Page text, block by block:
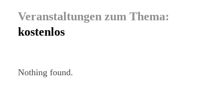
Aktuelles
kostenlos
Nothing found.